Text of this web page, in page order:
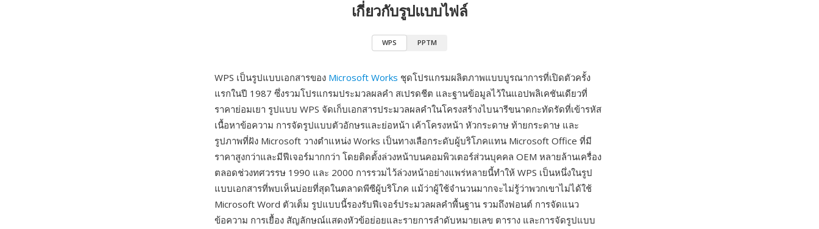
เกี่ยวกับรูปแบบไฟล์
WPS PPTM
WPS เป็นรูปแบบเอกสารของ Microsoft Works ชุดโปรแกรมผลิตภาพแบบบูรณาการที่เปิดตัวครั้ง
แรกในปี 1987 ซึ่งรวมโปรแกรมประมวลผลคำ สเปรดชีต และฐานข้อมูลไว้ในแอปพลิเคชันเดียวที่
ราคาย่อมเยา รูปแบบ WPS จัดเก็บเอกสารประมวลผลคำในโครงสร้างไบนารีขนาดกะทัดรัดที่เข้ารหัส
เนื้อหาข้อความ การจัดรูปแบบตัวอักษรและย่อหน้า เค้าโครงหน้า หัวกระดาษ ท้ายกระดาษ และ
รูปภาพที่ฝัง Microsoft วางตำแหน่ง Works เป็นทางเลือกระดับผู้บริโภคแทน Microsoft Office ที่มี
ราคาสูงกว่าและมีฟีเจอร์มากกว่า โดยติดตั้งล่วงหน้าบนคอมพิวเตอร์ส่วนบุคคล OEM หลายล้านเครื่อง
ตลอดช่วงทศวรรษ 1990 และ 2000 การรวมไว้ล่วงหน้าอย่างแพร่หลายนี้ทำให้ WPS เป็นหนึ่งในรูป
แบบเอกสารที่พบเห็นบ่อยที่สุดในตลาดพีซีผู้บริโภค แม้ว่าผู้ใช้จำนวนมากจะไม่รู้ว่าพวกเขาไม่ได้ใช้
Microsoft Word ตัวเต็ม รูปแบบนี้รองรับฟีเจอร์ประมวลผลคำพื้นฐาน รวมถึงฟอนต์ การจัดแนว
ข้อความ การเยื้อง สัญลักษณ์แสดงหัวข้อย่อยและรายการลำดับหมายเลข ตาราง และการจัดรูปแบบ